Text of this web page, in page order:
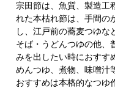
宗田節は、魚質、製造工
れた本枯れ節は、手間の
し、江戸前の蕎麦つゆな
そば・うどんつゆの他、
みを出したい時におすす
めんつゆ、煮物、味噌汁
おすすめは本格的なつゆ